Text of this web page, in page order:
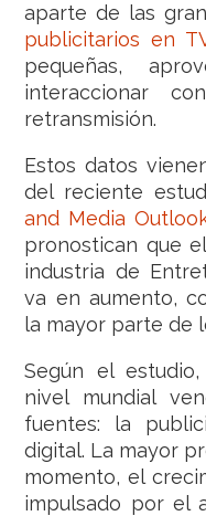
aparte de las
publicitarios en
pequeñas,
interaccionar
retransmisión.
Estos datos
del reciente
and Media
pronostican que
industria de
va en aumento,
la mayor parte de
Según el
nivel mundial
fuentes: la
digital. La mayor
momento, el
impulsado por el